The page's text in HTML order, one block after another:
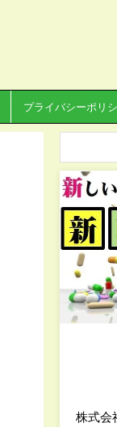
プライバシーポリ
株式会